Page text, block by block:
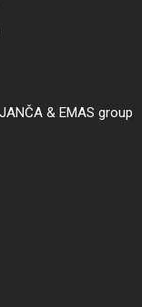
& EMAS group